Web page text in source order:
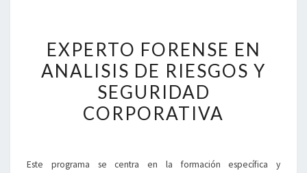
FORENSE
EN
ANALISIS
DE
RIESGOS
Y
EXPERTO FORENSE EN
ANALISIS DE RIESGOS Y
SEGURIDAD
CORPORATIVA
Este programa se centra en la formación específica y